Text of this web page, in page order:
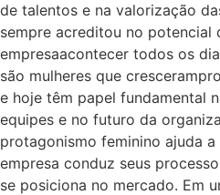
de talentos e na valorização
sempre acreditou no potencial
empresaacontecer todos os
são mulheres que
e hoje têm papel fundamental
equipes e no futuro da
protagonismo feminino ajuda
empresa conduz seus
se posiciona no mercado. Em